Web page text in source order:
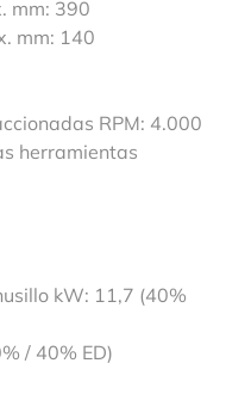
mm: 390
mm: 140
RPM: 4.000
herramientas
kW: 11,7 (40%
/ 40% ED)